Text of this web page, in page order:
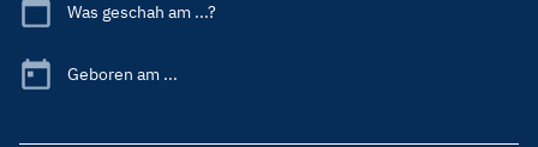
Was geschah am ...?
Geboren am ...